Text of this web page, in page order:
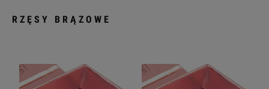
Długość: (wybierz)
Promocja: (wybierz)
RZĘSY BRĄZOWE